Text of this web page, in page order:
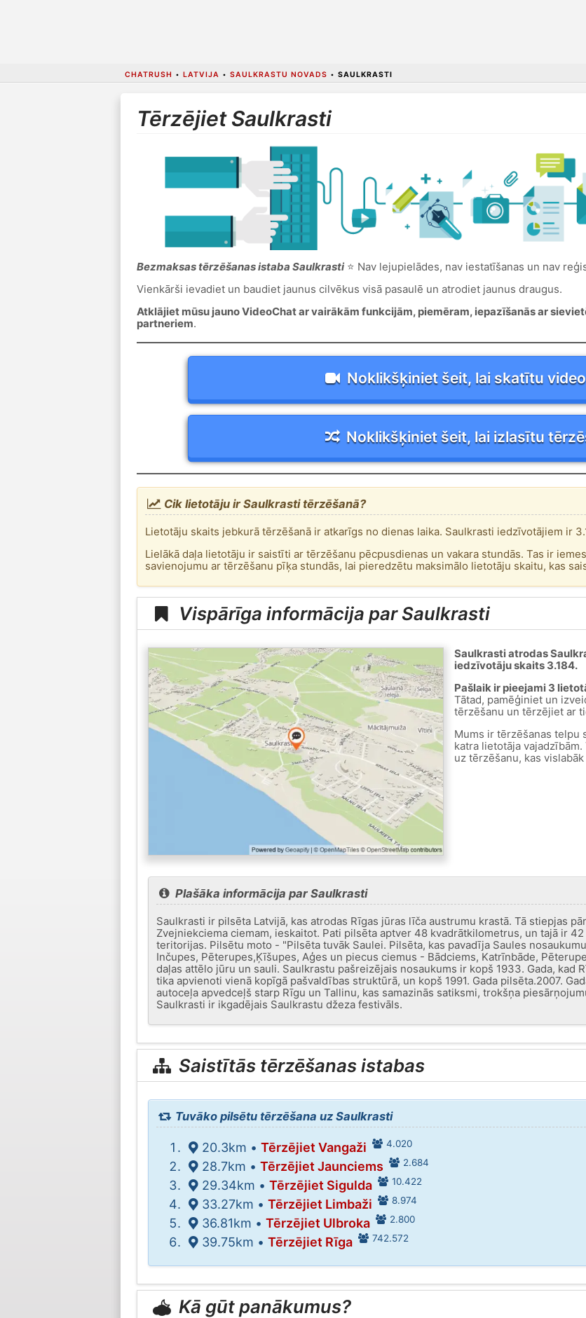
CHATRUSH • LATVIJA • SAULKRASTU NOVADS • SAULKRASTI
Tērzējiet Saulkrasti
Bezmaksas tērzēšanas istaba Saulkrasti⭐ Nav lejupielādes, nav iestatīšanas un nav
Vienkārši ievadiet un baudiet jaunus cilvēkus visā pasaulē un atrodiet jaunus draugus.
Atklājiet mūsu jauno VideoChat ar vairākām funkcijām, piemēram, iepazīšanās ar
partneriem.
Noklikšķiniet šeit, lai skatītu
Noklikšķiniet šeit, lai izlasītu
Cik lietotāju ir Saulkrasti tērzēšanā?
Lietotāju skaits jebkurā tērzēšanā ir atkarīgs no dienas laika. Saulkrasti iedzīvotājiem ir
Lielākā daļa lietotāju ir saistīti ar tērzēšanu pēcpusdienas un vakara stundās. Tas ir
savienojumu ar tērzēšanu pīķa stundās, lai pieredzētu maksimālo lietotāju skaitu, kas
Vispārīga informācija par Saulkrasti
Saulkrasti atrodas
iedzīvotāju skaits 3.184.
Pašlaik ir pieejami 3
Tātad, pamēģiniet un
tērzēšanu un tērzējiet ar
Mums ir tērzēšanas telpu
katra lietotāja
uz tērzēšanu, kas
Plašāka informācija par Saulkrasti
Saulkrasti ir pilsēta Latvijā, kas atrodas Rīgas jūras līča austrumu krastā. Tā stiepjas
Zvejniekciema ciemam, ieskaitot. Pati pilsēta aptver 48 kvadrātkilometrus, un tajā ir
teritorijas. Pilsētu moto - "Pilsēta tuvāk Saulei. Pilsēta, kas pavadīja Saules
Inčupes, Pēterupes,Ķīšupes, Aģes un piecus ciemus - Bādciems, Katrīnbāde,
daļas attēlo jūru un sauli. Saulkrastu pašreizējais nosaukums ir kopš 1933. Gada, kad
tika apvienoti vienā kopīgā pašvaldības struktūrā, un kopš 1991. Gada pilsēta.2007.
autoceļa apvedceļš starp Rīgu un Tallinu, kas samazinās satiksmi, trokšņa
Saulkrasti ir ikgadējais Saulkrastu džeza festivāls.
Saistītās tērzēšanas istabas
Tuvāko pilsētu tērzēšana uz Saulkrasti
20.3km •Tērzējiet Vangaži 4.020
28.7km •Tērzējiet Jaunciems 2.684
29.34km •Tērzējiet Sigulda 10.422
33.27km •Tērzējiet Limbaži 8.974
36.81km •Tērzējiet Ulbroka 2.800
39.75km •Tērzējiet Rīga 742.572
Kā gūt panākumus?